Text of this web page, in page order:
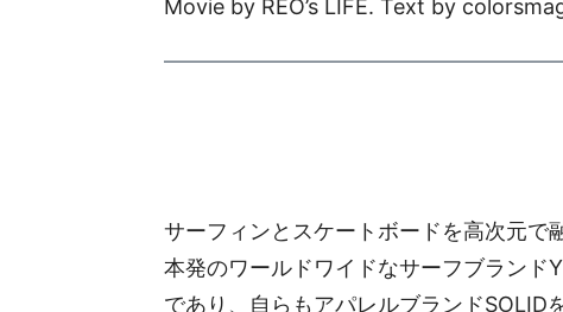
Movie by REO’s LIFE. Text by
サーフィンとスケートボードを高次元で
本発のワールドワイドなサーフブランド
であり、自らもアパレルブランドSOLID